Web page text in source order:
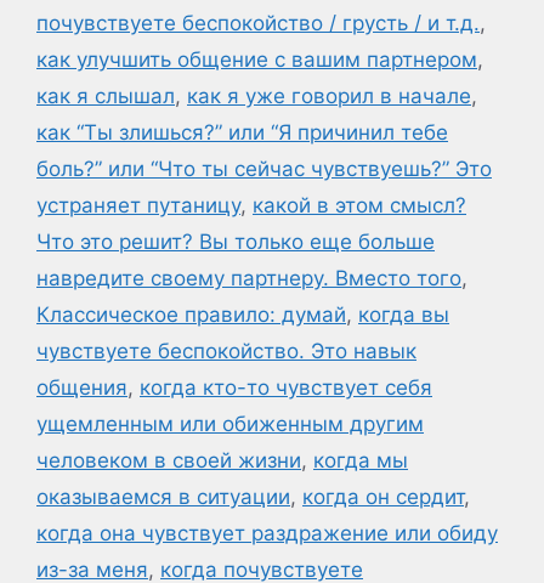
почувствуете беспокойство / грусть / и т.д.,
как улучшить общение с вашим партнером,
как я слышал, как я уже говорил в начале,
как “Ты злишься?” или “Я причинил тебе
боль?” или “Что ты сейчас чувствуешь?” Это
устраняет путаницу, какой в этом смысл?
Что это решит? Вы только еще больше
навредите своему партнеру. Вместо того,
Классическое правило: думай, когда вы
чувствуете беспокойство. Это навык
общения, когда кто-то чувствует себя
ущемленным или обиженным другим
человеком в своей жизни, когда мы
оказываемся в ситуации, когда он сердит,
когда она чувствует раздражение или обиду
из-за меня, когда почувствуете